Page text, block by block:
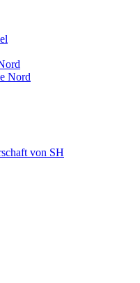
Nord
von SH